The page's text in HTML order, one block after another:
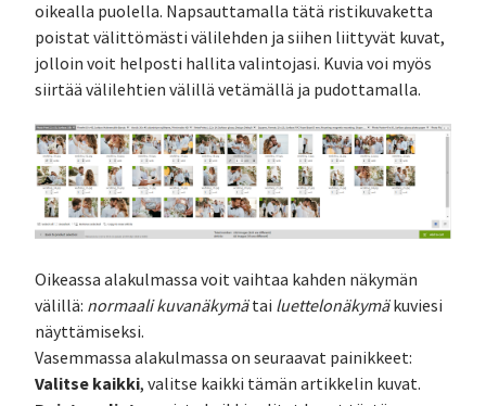
oikealla puolella. Napsauttamalla tätä ristikuvaketta
poistat välittömästi välilehden ja siihen liittyvät kuvat,
jolloin voit helposti hallita valintojasi. Kuvia voi myös
siirtää välilehtien välillä vetämällä ja pudottamalla.
Oikeassa alakulmassa voit vaihtaa kahden näkymän
välillä: normaali kuvanäkymätai luettelonäkymäkuviesi
näyttämiseksi.
Vasemmassa alakulmassa on seuraavat painikkeet:
Valitse kaikki, valitse kaikki tämän artikkelin kuvat.